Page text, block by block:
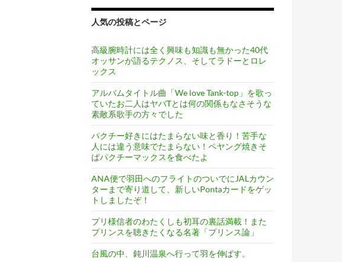
人気の投稿とページ
高級腕時計には全く興味も知識も無かった40代
オッサンが語るテクノス、そしてラドーとロレ
ックス
アルバムタイトル曲「We love Tank-top」を歌っ
ていたお二人はヤバTとは何の関係もなさそうな
素敵系歌手の方々でした
パクチー好きにはたまらない味と香り！苦手な
人には違う意味でたまらない！ペヤング焼きそ
ばパクチーマックスを食べたよ
ANA便で羽田へのフライトのついでにJALカウン
ターまで寄り道して、新しいPontaカードをゲッ
トしましたぞ！
プリ様信者のわたくしも初耳の裏話満載！また
プリンスを聴きたくなる名著「プリンス論」
台風の中、鈍川温泉へ行って羽を伸ばす。